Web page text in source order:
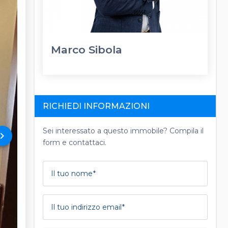
keyboard_arrow_right
Marco Sibola
RICHIEDI INFORMAZIONI
Sei interessato a questo immobile? Compila il
form e contattaci.
Il tuo nome
Il tuo indirizzo email